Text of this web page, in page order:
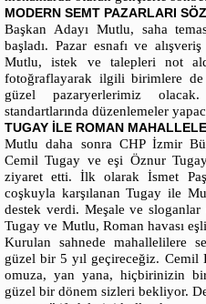
MODERN SEMT PAZARLARI
Başkan Adayı Mutlu, saha
başladı. Pazar esnafı ve
Mutlu, istek ve talepleri not
fotoğraflayarak ilgili birimlere de
güzel pazaryerlerimiz
standartlarında düzenlemeler
TUGAY İLE ROMAN
Mutlu daha sonra CHP İzmir
Cemil Tugay ve eşi Öznur
ziyaret etti. İlk olarak İsmet
coşkuyla karşılanan Tugay ile
destek verdi. Meşale ve
Tugay ve Mutlu, Roman havası
Kurulan sahnede mahallelilere
güzel bir 5 yıl geçireceğiz. Cemil
omuza, yan yana, hiçbirinizin
güzel bir dönem sizleri bekliyor.